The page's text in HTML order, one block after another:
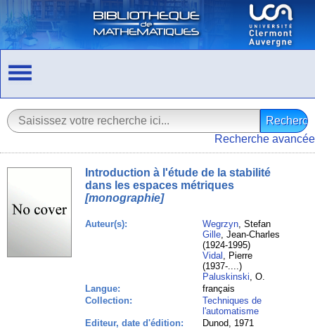
Recherche avancée
Introduction à l'étude de la stabilité
dans les espaces métriques
[monographie]
Auteur(s): Wegrzyn, Stefan
Gille, Jean-Charles
(1924-1995)
Vidal , Pierre
(1937-....)
Paluskinski, O.
Langue:
français
Collection:
Techniques de
l'automatisme
Editeur, date d'édition:
Dunod, 1971